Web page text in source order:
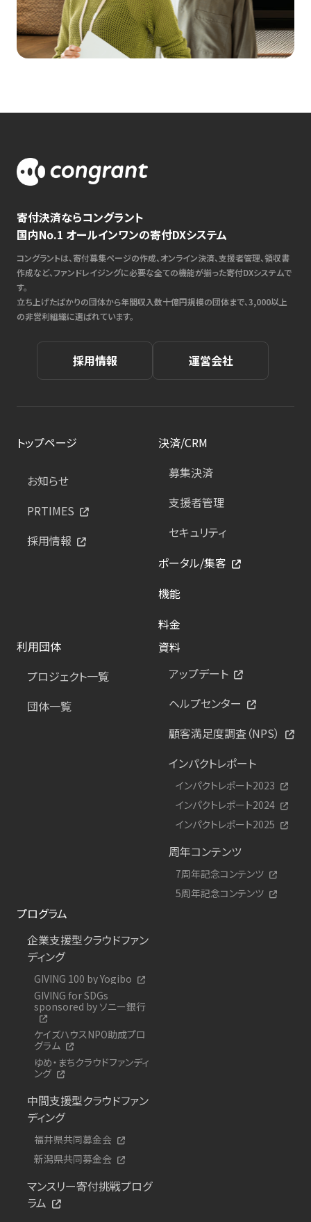
寄付決済ならコングラント
国内No.1 オールインワンの寄付DXシステム
コングラントは、寄付募集ページの作成、オンライン決済、支援者管理、領収書
作成など、ファンドレイジングに必要な全ての機能が揃った寄付DXシステムで
す。
立ち上げたばかりの団体から年間収入数十億円規模の団体まで、3,000以上
の非営利組織に選ばれています。
採用情報 運営会社
トップページ
お知らせ
PRTIMES
採用情報
決済/CRM
募集決済
支援者管理
セキュリティ
ポータル/集客
機能
料金
利用団体
プロジェクト一覧
団体一覧
資料
アップデート
ヘルプセンター
顧客満足度調査（NPS）
インパクトレポート
インパクトレポート2023
インパクトレポート2024
インパクトレポート2025
周年コンテンツ
7周年記念コンテンツ
5周年記念コンテンツ
プログラム
企業支援型クラウドファン
ディング
GIVING 100 by Yogibo
GIVING for SDGs
sponsored by ソニー銀行
ケイズハウスNPO助成プロ
グラム
ゆめ・まちクラウドファンディ
ング
中間支援型クラウドファン
ディング
福井県共同募金会
新潟県共同募金会
マンスリー寄付挑戦プログ
ラム